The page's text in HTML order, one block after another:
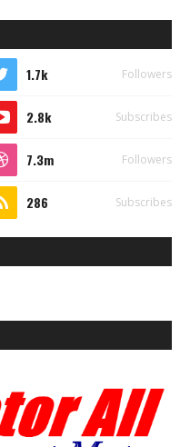
1.7k Followers
2.8k Subscribes
7.3m Followers
286 Subscribes